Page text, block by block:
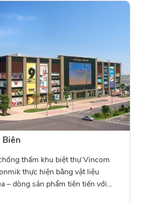
lâu dài cho công trình.
thấm khu biệt thự Vincom
thực hiện bằng vật liệu
– dòng sản phẩm tiên tiến với